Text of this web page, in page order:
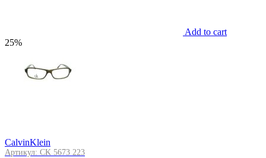
Add to cart
25%
CalvinKlein
Артикул: CK 5673 223